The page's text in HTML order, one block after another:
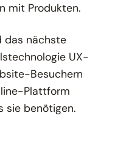
mit Produkten.
das nächste
UX-
Besuchern
Plattform
sie benötigen.